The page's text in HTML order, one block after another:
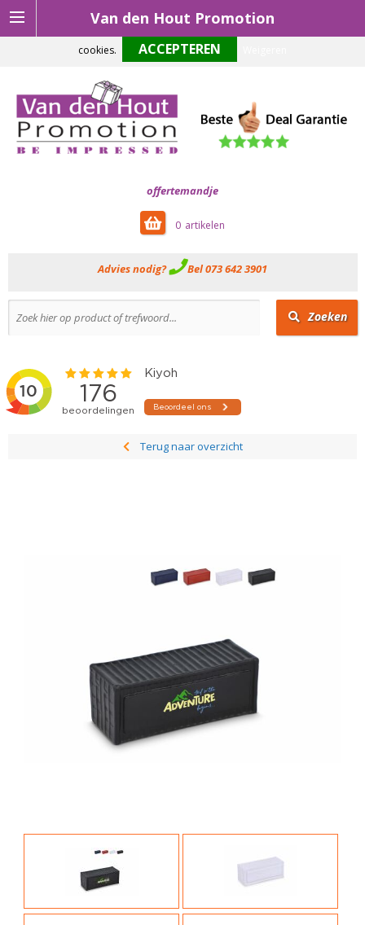
Van den Hout Promotion
offertemandje
0
Advies nodig? Bel 073 642 3901
Zoeken
Terug naar overzicht
Om onze website optimaal te laten functioneren maken wij gebruik van
cookies.